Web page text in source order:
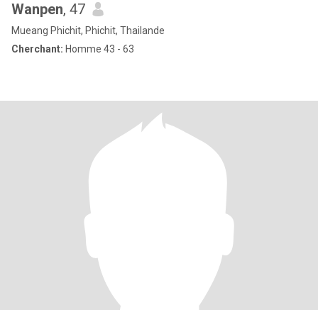
Wanpen, 47
Mueang Phichit, Phichit, Thailande
Cherchant: Homme 43 - 63